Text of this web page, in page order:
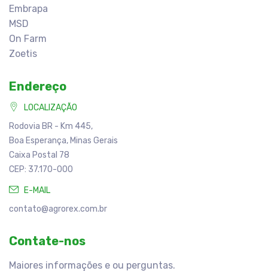
Embrapa
MSD
On Farm
Zoetis
Endereço
LOCALIZAÇÃO
Rodovia BR - Km 445,
Boa Esperança, Minas Gerais
Caixa Postal 78
CEP: 37.170-000
E-MAIL
contato@agrorex.com.br
Contate-nos
Maiores informações e ou perguntas.